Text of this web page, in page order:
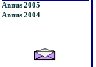
Annus 2005
Annus 2004